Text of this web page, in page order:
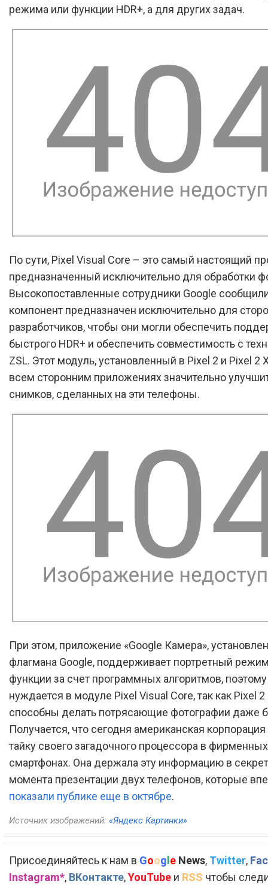
режима или функции HDR+, а для других задач.
По сути, Pixel Visual Core – это самый настоящий
предназначенный исключительно для обработки
Высокопоставленные сотрудники Google
компонент предназначен исключительно для
разработчиков, чтобы они могли обеспечить
быстрого HDR+ и обеспечить совместимость с
ZSL. Этот модуль, установленный в Pixel 2 и Pixel 2
всем сторонним приложениях значительно
снимков, сделанных на эти телефоны.
При этом, приложение «Google Камера»,
флагмана Google, поддерживает портретный
функции за счет программных алгоритмов,
нуждается в модуле Pixel Visual Core, так как Pixel 2
способны делать потрясающие фотографии даже
Получается, что сегодня американская
тайку своего загадочного процессора в фирменных
смартфонах. Она держала эту информацию в
момента презентации двух телефонов, которые
показали публике еще в октябре.
Источник изображений: «Яндекс Картинки»
Присоединяйтесь к нам в Google News, Twitter,
Instagram*, ВКонтакте,YouTube и RSS чтобы